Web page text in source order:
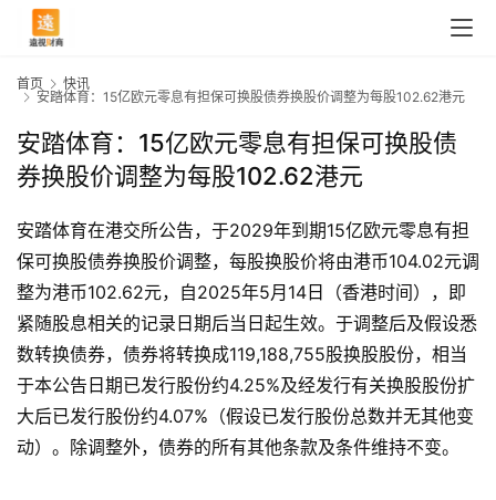
首
页
首页
快讯
安踏体育：15亿欧元零息有担保可换股债券换股价调整为每股102.62港元
安踏体育：15亿欧元零息有担保可换股债
券换股价调整为每股102.62港元
安踏体育在港交所公告，于2029年到期15亿欧元零息有担
保可换股债券换股价调整，每股换股价将由港币104.02元调
整为港币102.62元，自2025年5月14日（香港时间），即
紧随股息相关的记录日期后当日起生效。于调整后及假设悉
数转换债券，债券将转换成119,188,755股换股股份，相当
于本公告日期已发行股份约4.25%及经发行有关换股股份扩
大后已发行股份约4.07%（假设已发行股份总数并无其他变
动）。除调整外，债券的所有其他条款及条件维持不变。